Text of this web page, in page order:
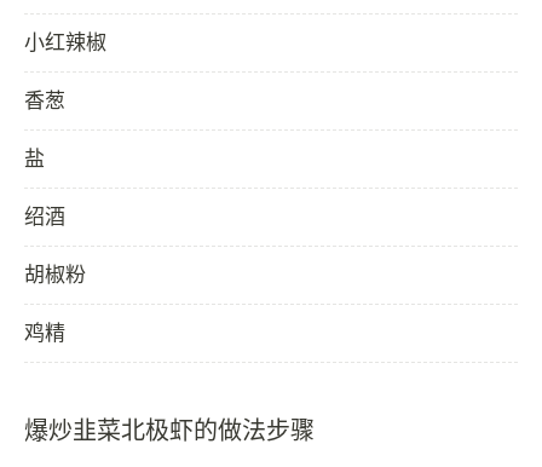
小红辣椒
香葱
盐
绍酒
胡椒粉
鸡精
爆炒韭菜北极虾的做法步骤